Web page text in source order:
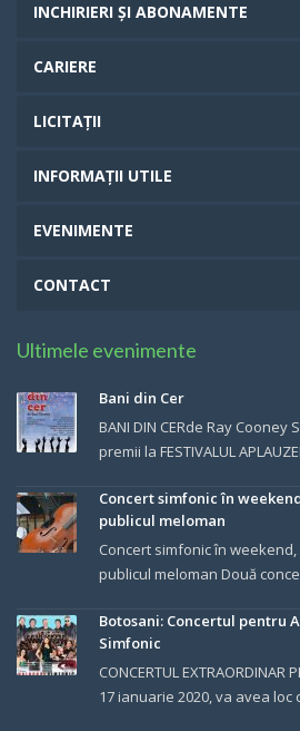
INCHIRIERI ȘI ABONAMENTE
CARIERE
LICITAȚII
INFORMAȚII UTILE
EVENIMENTE
CONTACT
Ultimele evenimente
Bani din Cer
BANI DIN CERde Ray
premii la FESTIVALUL
Concert simfonic în
publicul meloman
Concert simfonic în
publicul meloman Două
Botosani: Concertul pentru
Simfonic
CONCERTUL EXTRAORDINAR
17 ianuarie 2020, va avea loc